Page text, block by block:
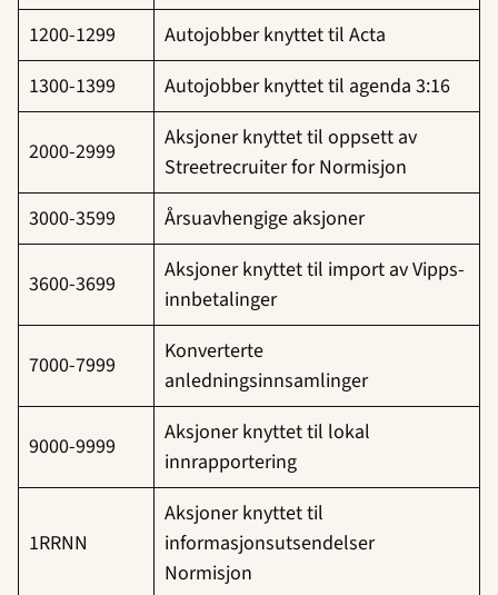
1200-1299
Autojobber knyttet til Acta
1300-1399
Autojobber knyttet til agenda 3:16
2000-2999
Aksjoner knyttet til oppsett av
Streetrecruiter for Normisjon
3000-3599
Årsuavhengige aksjoner
3600-3699
Aksjoner knyttet til import av Vipps-
innbetalinger
7000-7999
Konverterte
anledningsinnsamlinger
9000-9999
Aksjoner knyttet til lokal
innrapportering
1RRNN
Aksjoner knyttet til
informasjonsutsendelser
Normisjon